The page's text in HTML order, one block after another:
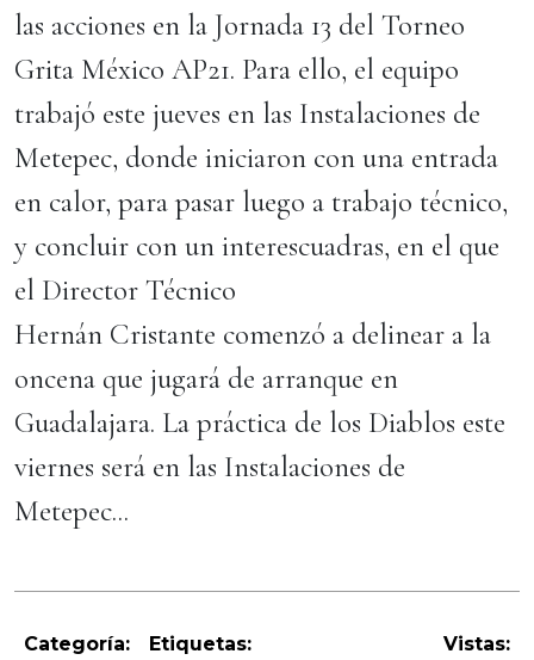
las acciones en la Jornada 13 del Torneo
Grita México AP21. Para ello, el equipo
trabajó este jueves en las Instalaciones de
Metepec, donde iniciaron con una entrada
en calor, para pasar luego a trabajo técnico,
y concluir con un interescuadras, en el que
el Director Técnico
Hernán Cristante comenzó a delinear a la
oncena que jugará de arranque en
Guadalajara. La práctica de los Diablos este
viernes será en las Instalaciones de
Metepec...
Categoría:
Etiquetas: Vistas: